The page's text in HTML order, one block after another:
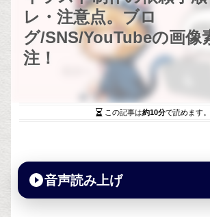
レ・注意点。ブロ
グ/SNS/YouTubeの画像
注！
この記事は約10分で読めます。
音声読み上げ